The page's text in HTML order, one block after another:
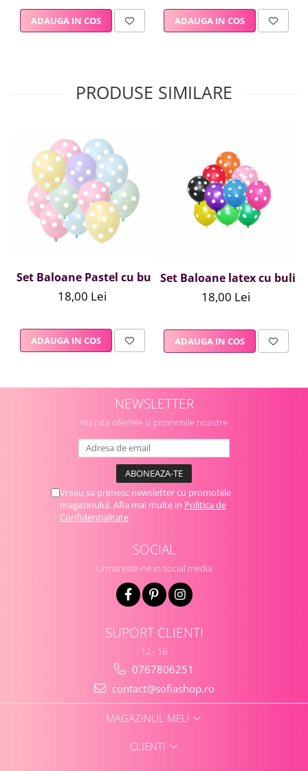
ADAUGA IN COS ADAUGA IN COS
PRODUSE SIMILARE
Set Baloane Pastel cu buline, 2,8 g, 20 bucati
18,00 Lei
ADAUGA IN COS
Set Baloane latex cu
18,00 Lei
ADAUGA IN COS
NEWSLETTER
Nu rata ofertele si promotiile noastre
Vreau sa primesc newsletter cu promotiile
magazinului. Afla mai multe in Politica de
Confidentialitate
SOCIAL
Urmareste-ne in social media
SUPORT CLIENTI
12 - 16
0767806251
contact@sofiashop.ro
MAGAZINUL MEU
CLIENTI